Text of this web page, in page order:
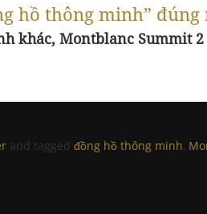
hồ thông minh” đúng
khác, Montblanc
and tagged đồng hồ thông minh,